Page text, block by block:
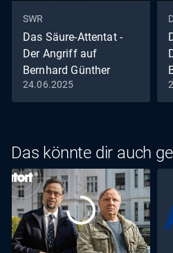
SWR
Das Säure-Attentat -
Der Angriff auf
Bernhard Günther
Folge 3: Das Säure-
Attentat: Der unbekannte
24.06.2025
Das könnte dir auch